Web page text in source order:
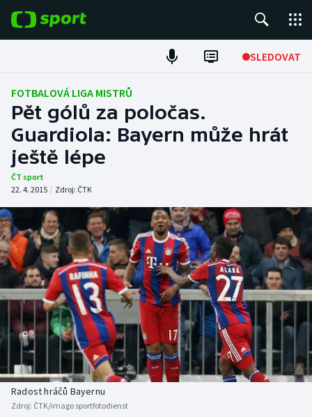
SLEDOVAT
Fotbal
Hokej
Tenis
Atletika
Cyklistika
DALŠÍ SPORTY
Americký fotbal
Baseball a softbal
Basketbal
Biatlon
NEPŘEHLÉDNĚTE
Soutěže
Historické návraty
Aplikace ČT sport
FOTBALOVÁ LIGA MISTRŮ
Pět gólů za poločas.
Guardiola: Bayern může hrát
ještě lépe
ČT sport
22. 4. 2015 | Zdroj: ČTK
Radost hráčů Bayernu
Zdroj: ČTK/imago sportfotodienst